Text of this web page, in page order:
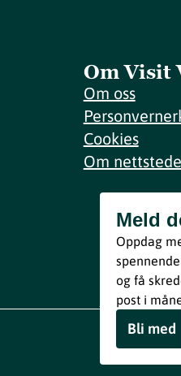
Om Visit
Om oss
Cookies
Om
Meld
Ved å melde
Meld
Oppdag
og få
post i
Bli med